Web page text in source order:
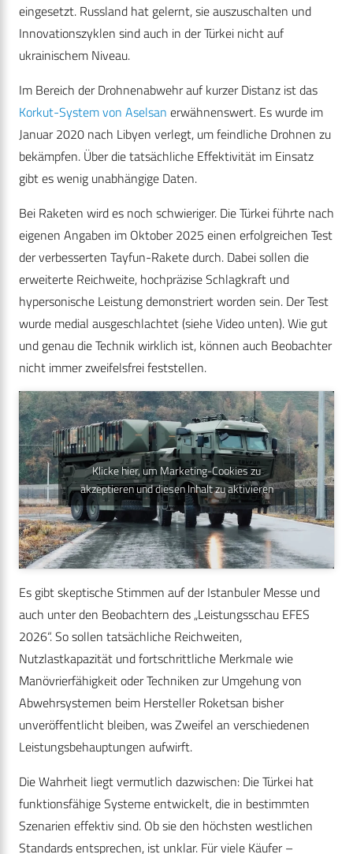
eingesetzt. Russland hat gelernt, sie auszuschalten und
Innovationszyklen sind auch in der Türkei nicht auf
ukrainischem Niveau.
Im Bereich der Drohnenabwehr auf kurzer Distanz ist das
Korkut-System von Aselsan erwähnenswert. Es wurde im
Januar 2020 nach Libyen verlegt, um feindliche Drohnen zu
bekämpfen. Über die tatsächliche Effektivität im Einsatz
gibt es wenig unabhängige Daten.
Bei Raketen wird es noch schwieriger. Die Türkei führte nach
eigenen Angaben im Oktober 2025 einen erfolgreichen Test
der verbesserten Tayfun-Rakete durch. Dabei sollen die
erweiterte Reichweite, hochpräzise Schlagkraft und
hypersonische Leistung demonstriert worden sein. Der Test
wurde medial ausgeschlachtet (siehe Video unten). Wie gut
und genau die Technik wirklich ist, können auch Beobachter
nicht immer zweifelsfrei feststellen.
Klicke hier, um Marketing-Cookies zu
akzeptieren und diesen Inhalt zu aktivieren
Es gibt skeptische Stimmen auf der Istanbuler Messe und
auch unter den Beobachtern des „Leistungsschau EFES
2026“. So sollen tatsächliche Reichweiten,
Nutzlastkapazität und fortschrittliche Merkmale wie
Manövrierfähigkeit oder Techniken zur Umgehung von
Abwehrsystemen beim Hersteller Roketsan bisher
unveröffentlicht bleiben, was Zweifel an verschiedenen
Leistungsbehauptungen aufwirft.
Die Wahrheit liegt vermutlich dazwischen: Die Türkei hat
funktionsfähige Systeme entwickelt, die in bestimmten
Szenarien effektiv sind. Ob sie den höchsten westlichen
Standards entsprechen, ist unklar. Für viele Käufer –